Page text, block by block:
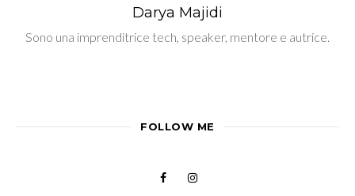
Darya Majidi
Sono una imprenditrice tech, speaker, mentore e autrice.
FOLLOW ME